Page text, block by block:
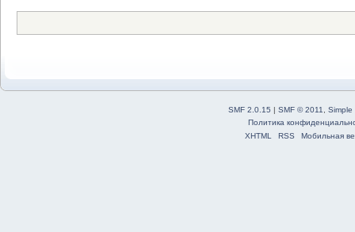
SMF 2.0.15 | SMF © 2011, Simple
Политика
XHTML
RSS Мобильная